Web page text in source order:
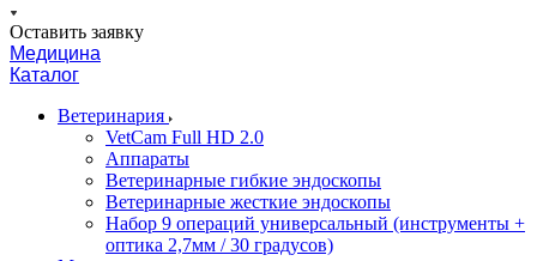
Оставить заявку
Медицина
Каталог
Ветеринария
VetCam Full HD 2.0
Аппараты
Ветеринарные гибкие эндоскопы
Ветеринарные жесткие эндоскопы
Набор 9 операций универсальный (инструменты +
оптика 2,7мм / 30 градусов)